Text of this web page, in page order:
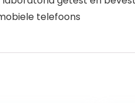
telefoons